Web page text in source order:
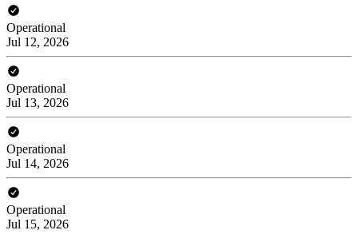
Operational
Jul 12, 2026
Operational
Jul 13, 2026
Operational
Jul 14, 2026
Operational
Jul 15, 2026